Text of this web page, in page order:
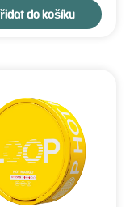
do košíku